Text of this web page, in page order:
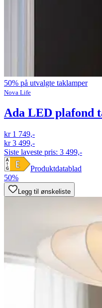
50% på utvalgte taklamper
Nova Life
Ada LED plafond
kr 1 749,-
kr 3 499,-
Siste laveste pris: 3 499,-
Produktdatablad
50%
Legg til ønskeliste